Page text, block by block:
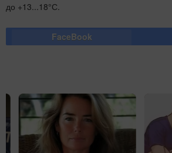
до +13...18°С.
FaceBook